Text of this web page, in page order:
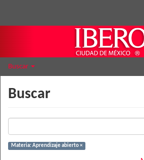
Buscar
Buscar
Materia: Aprendizaje abierto ×